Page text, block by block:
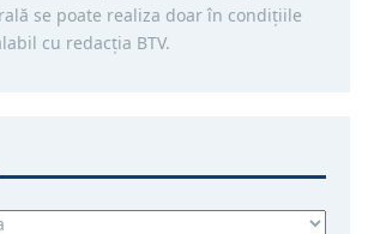
se poate realiza doar în condiţiile
cu redacţia BTV.